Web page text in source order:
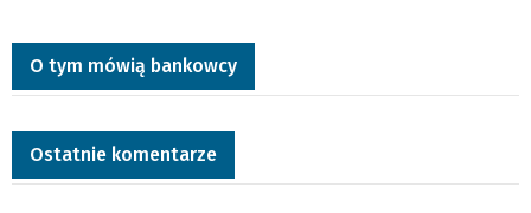
O tym mówią bankowcy
Ostatnie komentarze